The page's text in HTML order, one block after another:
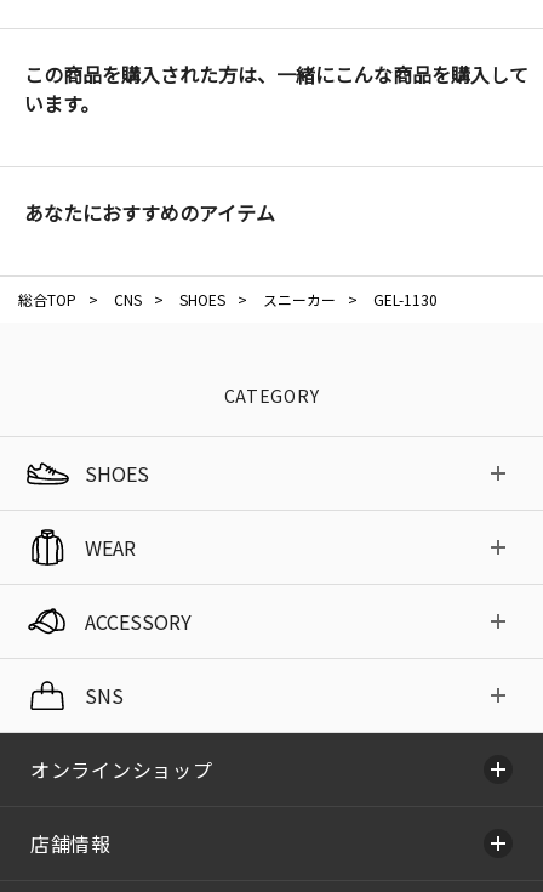
この商品を購入された方は、一緒にこんな商品を購入して
います。
あなたにおすすめのアイテム
総合TOP > CNS > SHOES > スニーカー > GEL-1130
CATEGORY
SHOES
WEAR
ACCESSORY
SNS
オンラインショップ
店舗情報